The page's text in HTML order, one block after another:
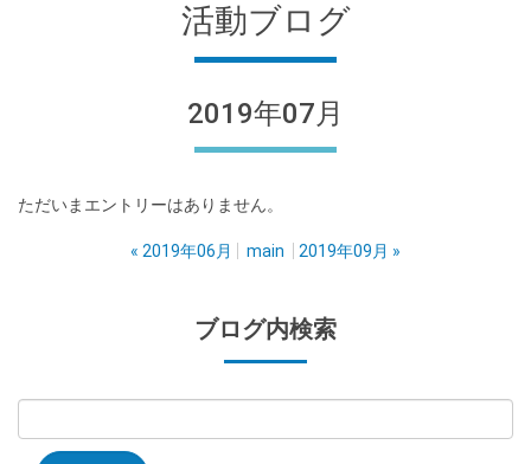
活動ブログ
2019年07月
ただいまエントリーはありません。
« 2019年06月 main 2019年09月 »
ブログ内検索